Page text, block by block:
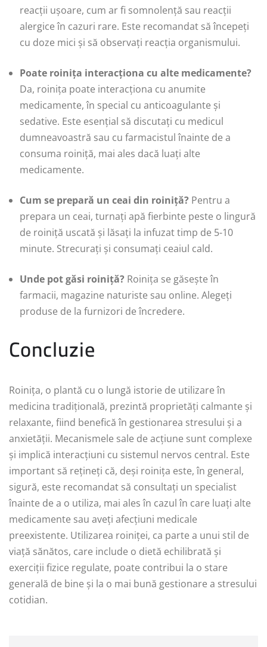
reacții ușoare, cum ar fi somnolență sau reacții
alergice în cazuri rare. Este recomandat să începeți
cu doze mici și să observați reacția organismului.
Poate roinița interacționa cu alte medicamente?
Da, roinița poate interacționa cu anumite
medicamente, în special cu anticoagulante și
sedative. Este esențial să discutați cu medicul
dumneavoastră sau cu farmacistul înainte de a
consuma roiniță, mai ales dacă luați alte
medicamente.
Cum se prepară un ceai din roiniță? Pentru a
prepara un ceai, turnați apă fierbinte peste o lingură
de roiniță uscată și lăsați la infuzat timp de 5-10
minute. Strecurați și consumați ceaiul cald.
Unde pot găsi roiniță? Roinița se găsește în
farmacii, magazine naturiste sau online. Alegeți
produse de la furnizori de încredere.
Concluzie
Roinița, o plantă cu o lungă istorie de utilizare în
medicina tradițională, prezintă proprietăți calmante și
relaxante, fiind benefică în gestionarea stresului și a
anxietății. Mecanismele sale de acțiune sunt complexe
și implică interacțiuni cu sistemul nervos central. Este
important să rețineți că, deși roinița este, în general,
sigură, este recomandat să consultați un specialist
înainte de a o utiliza, mai ales în cazul în care luați alte
medicamente sau aveți afecțiuni medicale
preexistente. Utilizarea roiniței, ca parte a unui stil de
viață sănătos, care include o dietă echilibrată și
exerciții fizice regulate, poate contribui la o stare
generală de bine și la o mai bună gestionare a stresului
cotidian.